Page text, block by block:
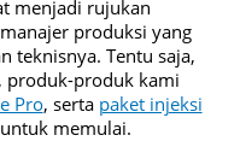
menjadi rujukan
produksi yang
teknisnya. Tentu saja,
produk-produk kami
Pro, serta paket injeksi
memulai.